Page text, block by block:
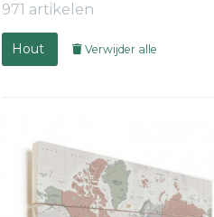
971 artikelen
Hout Verwijder alle